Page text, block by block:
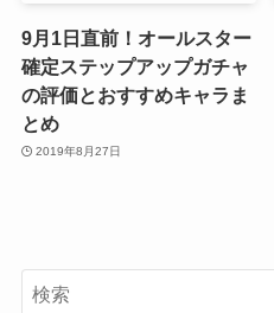
9月1日直前！オールスター
確定ステップアップガチャ
の評価とおすすめキャラま
とめ
2019年8月27日